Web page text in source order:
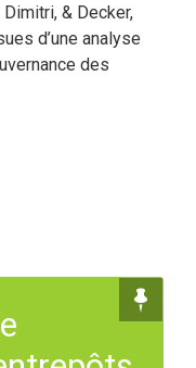
& Decker,
d’une analyse
des